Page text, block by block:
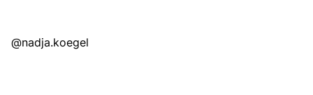
@nadja.koegel